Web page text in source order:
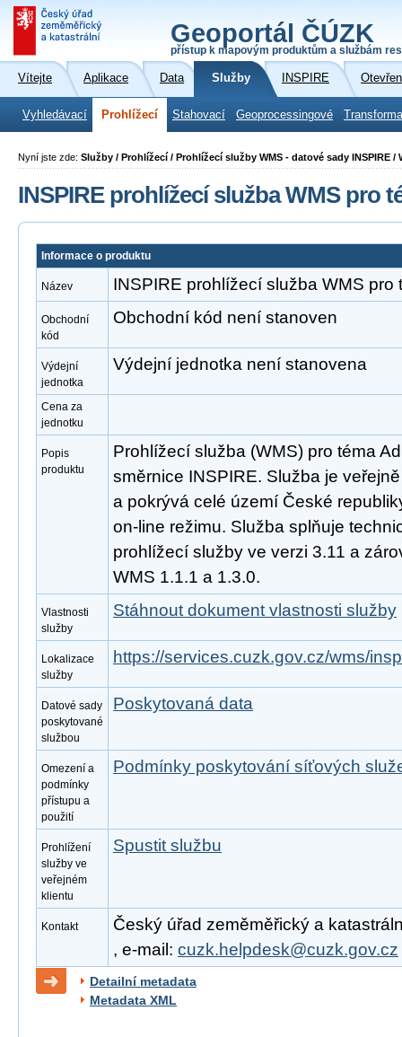
Geoportál ČÚZK
přístup k mapovým produktům a službám
Vítejte Aplikace Data Služby INSPIRE
Vyhledávací Prohlížecí Stahovací Geoprocessingové
Nyní jste zde: Služby / Prohlížecí / Prohlížecí služby WMS - datové sady INSPIRE /
INSPIRE prohlížecí služba WMS pro
Informace o produktu
Název INSPIRE prohlížecí služba WMS pro
Obchodní
kód
Obchodní kód není stanoven
Výdejní
jednotka
Výdejní jednotka není stanovena
Cena za
jednotku
Popis
produktu
Prohlížecí služba (WMS) pro téma
směrnice INSPIRE. Služba je
a pokrývá celé území České
on-line režimu. Služba splňuje
prohlížecí služby ve verzi 3.11 a
WMS 1.1.1 a 1.3.0.
Vlastnosti
služby
Stáhnout dokument vlastnosti služby
Lokalizace
služby
https://services.cuzk.gov.cz/wms/
Datové sady
poskytované
službou
Poskytovaná data
Omezení a
podmínky
přístupu a
použití
Podmínky poskytování síťových
Prohlížení
služby ve
veřejném
klientu
Spustit službu
Kontakt
Český úřad zeměměřický a
, e-mail: cuzk.helpdesk@cuzk.gov.cz
Detailní metadata
Metadata XML